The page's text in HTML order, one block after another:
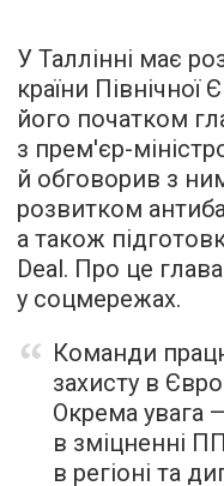
У Таллінні має
країни Північної
його початком
з прем'єр-
й обговорив з
розвитком
а також
Deal. Про це
у соцмережах.
Команди
захисту в
Окрема увага
в зміцненні
в регіоні та